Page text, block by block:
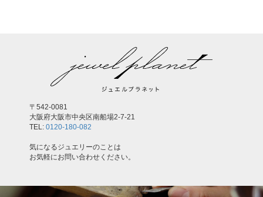
〒542-0081
大阪府大阪市中央区南船場2-7-21
TEL: 0120-180-082
気になるジュエリーのことは
お気軽にお問い合わせください。